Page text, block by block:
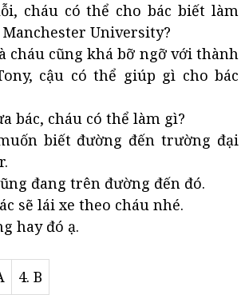
cháu có thể cho bác biết làm
University?
cháu cũng khá bỡ ngỡ với thành
cậu có thể giúp gì cho bác
bác, cháu có thể làm gì?
biết đường đến trường đại
đang trên đường đến đó.
sẽ lái xe theo cháu nhé.
hay đó ạ.
4. B